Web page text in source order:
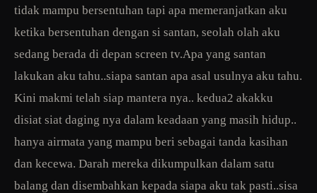
tidak mampu bersentuhan tapi apa memeranjatkan aku
ketika bersentuhan dengan si santan, seolah olah aku
sedang berada di depan screen tv.Apa yang santan
lakukan aku tahu..siapa santan apa asal usulnya aku tahu.
Kini makmi telah siap mantera nya.. kedua2 akakku
disiat siat daging nya dalam keadaan yang masih hidup..
hanya airmata yang mampu beri sebagai tanda kasihan
dan kecewa. Darah mereka dikumpulkan dalam satu
balang dan disembahkan kepada siapa aku tak pasti..sisa